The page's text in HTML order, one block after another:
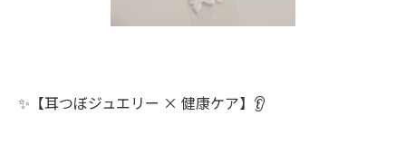
✨【耳つぼジュエリー × 健康ケア】👂